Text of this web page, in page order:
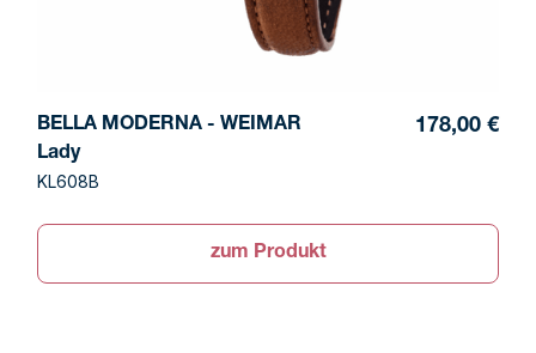
BELLA MODERNA - WEIMAR
Lady
KL608B
178,00 €
zum Produkt